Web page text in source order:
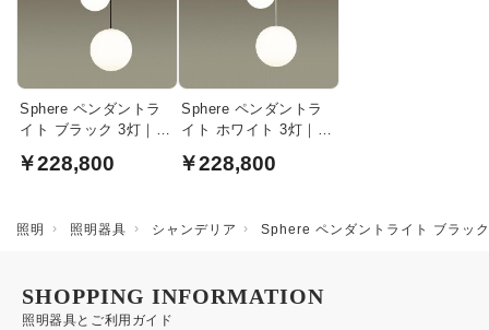
Sphere ペンダントラ
イト ブラック 3灯｜吹
リル球体
￥228,800
Sphere ペンダントラ
イト ホワイト 3灯｜吹
リル球体
￥228,800
照明 照明器具 シャンデリア Sphere ペンダントライト ブラッ
照明器具とご利用ガイド
SHOPPING INFORMATION